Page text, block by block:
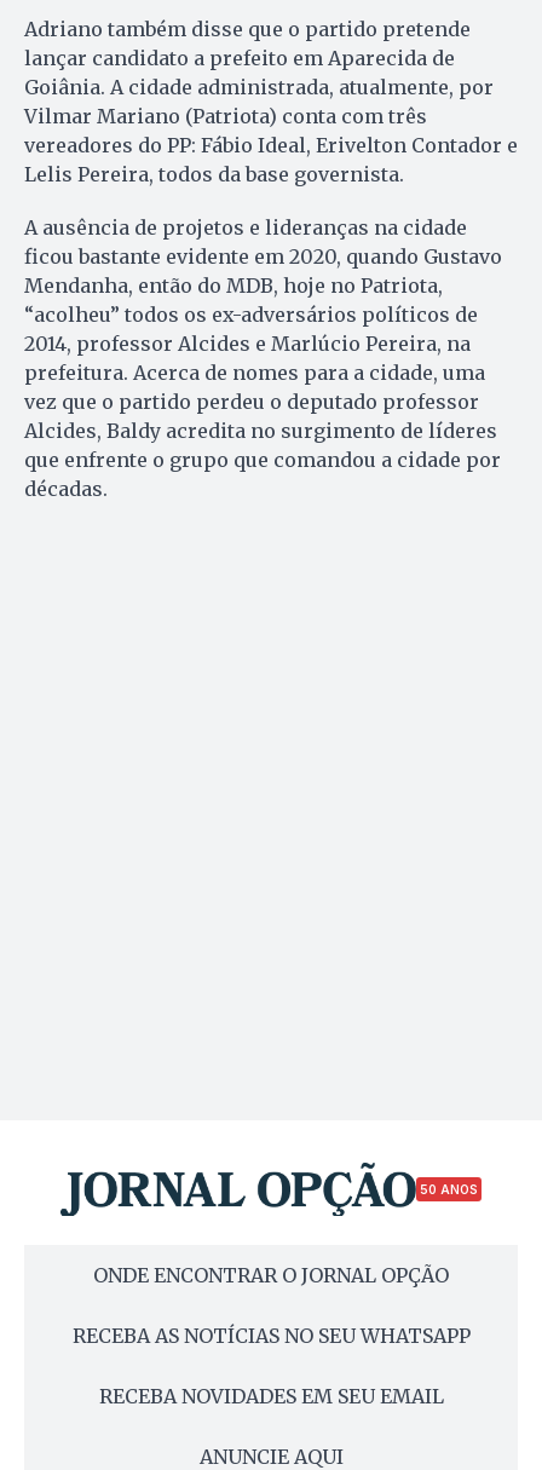
Adriano também disse que o partido pretende
lançar candidato a prefeito em Aparecida de
Goiânia. A cidade administrada, atualmente, por
Vilmar Mariano (Patriota) conta com três
vereadores do PP: Fábio Ideal, Erivelton Contador e
Lelis Pereira, todos da base governista.
A ausência de projetos e lideranças na cidade
ficou bastante evidente em 2020, quando Gustavo
Mendanha, então do MDB, hoje no Patriota,
“acolheu” todos os ex-adversários políticos de
2014, professor Alcides e Marlúcio Pereira, na
prefeitura. Acerca de nomes para a cidade, uma
vez que o partido perdeu o deputado professor
Alcides, Baldy acredita no surgimento de líderes
que enfrente o grupo que comandou a cidade por
décadas.
50 ANOS
ONDE ENCONTRAR O JORNAL OPÇÃO
RECEBA AS NOTÍCIAS NO SEU WHATSAPP
RECEBA NOVIDADES EM SEU EMAIL
ANUNCIE AQUI